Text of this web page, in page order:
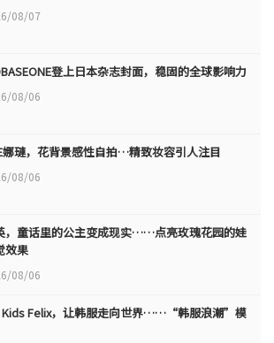
08/07
登上日本杂志封面，稳固的全球影响力
08/06
娜璉，花背景感性自拍…精致妆容引人注目
08/06
，童话里的公主变成现实……点亮玫瑰花园的娃
效果
08/06
Kids Felix，让韩服走向世界……“韩服浪潮”模